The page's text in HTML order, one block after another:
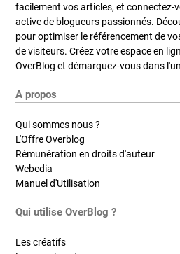
facilement vos articles, et connectez-
active de blogueurs passionnés.
pour optimiser le référencement de
de visiteurs. Créez votre espace en
OverBlog et démarquez-vous dans
A propos
Qui sommes nous ?
L'Offre Overblog
Rémunération en droits d'auteur
Webedia
Manuel d'Utilisation
Qui utilise OverBlog ?
Les créatifs